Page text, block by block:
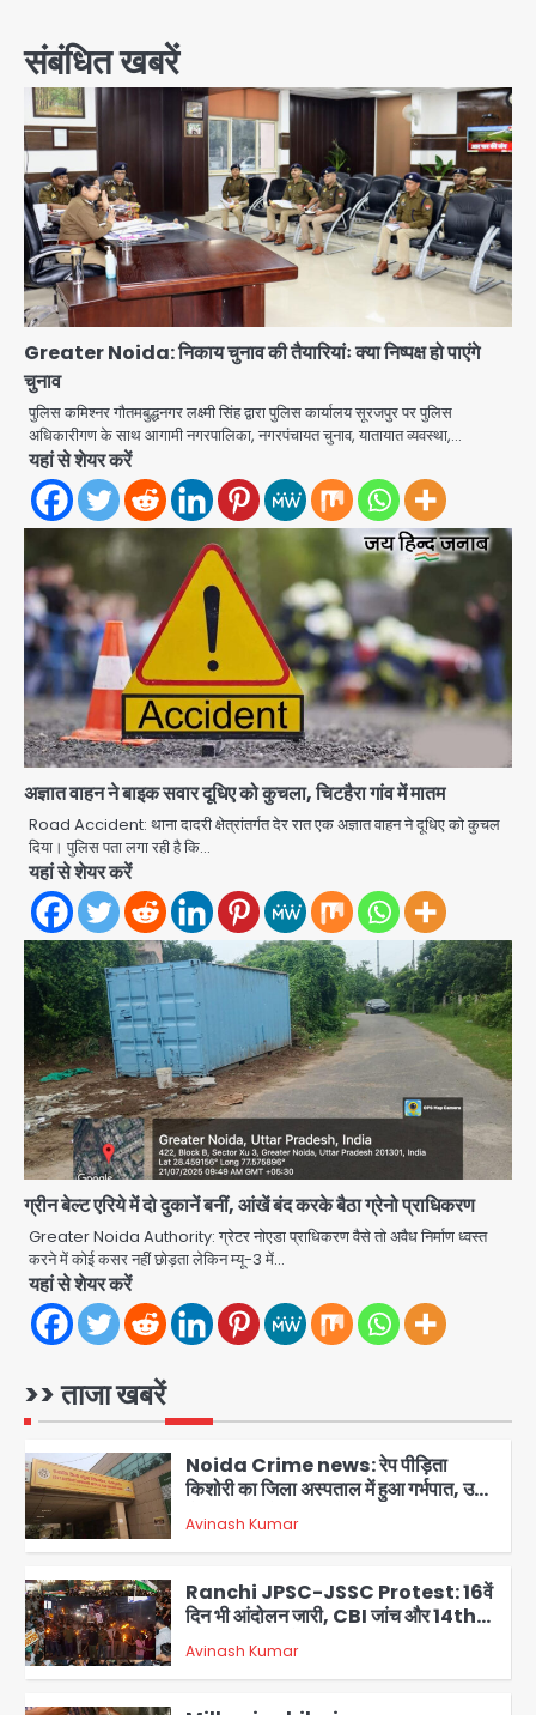
संबंधित खबरें
Greater Noida: निकाय चुनाव की तैयारियांः क्या निष्पक्ष हो पाएंगे
चुनाव
पुलिस कमिश्नर गौतमबुद्धनगर लक्ष्मी सिंह द्वारा पुलिस कार्यालय सूरजपुर पर पुलिस
अधिकारीगण के साथ आगामी नगरपालिका, नगरपंचायत चुनाव, यातायात व्यवस्था,…
यहां से शेयर करें
अज्ञात वाहन ने बाइक सवार दूधिए को कुचला, चिटहैरा गांव में मातम
Road Accident: थाना दादरी क्षेत्रांतर्गत देर रात एक अज्ञात वाहन ने दूधिए को कुचल
दिया। पुलिस पता लगा रही है कि…
यहां से शेयर करें
ग्रीन बेल्ट एरिये में दो दुकानें बनीं, आंखें बंद करके बैठा ग्रेनो प्राधिकरण
Greater Noida Authority: ग्रेटर नोएडा प्राधिकरण वैसे तो अवैध निर्माण ध्वस्त
करने में कोई कसर नहीं छोड़ता लेकिन म्यू-3 में…
यहां से शेयर करें
>> ताजा खबरें
2
Noida Crime news: रेप पीड़िता
किशोरी का जिला अस्पताल में हुआ गर्भपात, उधर
3
Ranchi JPSC-JSSC Protest: 16वें
दिन भी आंदोलन जारी, CBI जांच और 14th
Exam रद्द करने की मांग
Avinash Kumar
4
Milk price hike in
Maharashtra: महाराष्ट्र में 11 अगस्त से
दूध के दाम 2 रुपये प्रति लीटर बढ़े
Avinash Kumar
5
Noida Sector-49: सेक्टर-49 में 18
साल की मेड ने की खुदकुशी, शरीर पर नहीं मिली
कोई बाहरी
Avinash Kumar
1
Noida Crime News: नोएडा सेक्टर-51
2
Noida Crime news: रेप पीड़िता
किशोरी का जिला अस्पताल में हुआ गर्भपात, उधर
सेक्टर-49 में महिला को मिली ब्लास्ट की धमकी
Avinash Kumar
3
Ranchi JPSC-JSSC Protest: 16वें
दिन भी आंदोलन जारी, CBI जांच और 14th
Avinash Kumar